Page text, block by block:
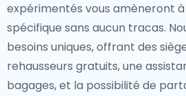
expérimentés vous amèneront
spécifique sans aucun tracas.
besoins uniques, offrant des
rehausseurs gratuits, une
bagages, et la possibilité de